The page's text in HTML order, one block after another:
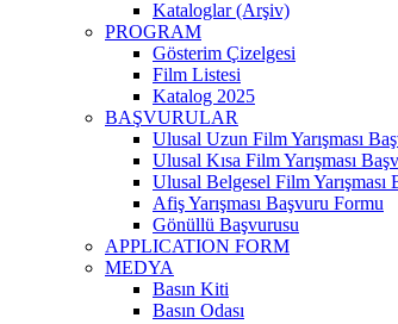
Kataloglar (Arşiv)
PROGRAM
Gösterim Çizelgesi
Film Listesi
Katalog 2025
BAŞVURULAR
Ulusal Uzun Film Yarışması
Ulusal Kısa Film Yarışması
Ulusal Belgesel Film Yarışması
Afiş Yarışması Başvuru Formu
Gönüllü Başvurusu
APPLICATION FORM
MEDYA
Basın Kiti
Basın Odası